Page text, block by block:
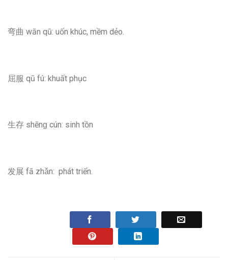
弯曲 wān qū: uốn khúc, mềm dẻo.
屈服 qū fú: khuất phục
生存 shēnɡ cún: sinh tồn
发展 fā zhǎn: phát triển.